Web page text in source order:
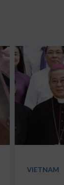
VIETNAM